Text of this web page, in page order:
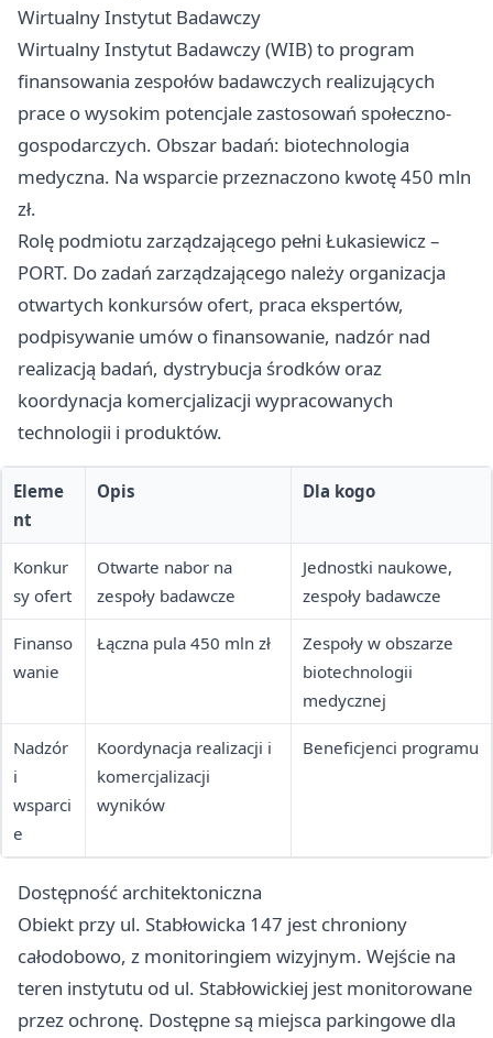
Wirtualny Instytut Badawczy
Wirtualny Instytut Badawczy (WIB) to program
finansowania zespołów badawczych realizujących
prace o wysokim potencjale zastosowań społeczno-
gospodarczych. Obszar badań: biotechnologia
medyczna. Na wsparcie przeznaczono kwotę 450 mln
zł.
Rolę podmiotu zarządzającego pełni Łukasiewicz –
PORT. Do zadań zarządzającego należy organizacja
otwartych konkursów ofert, praca ekspertów,
podpisywanie umów o finansowanie, nadzór nad
realizacją badań, dystrybucja środków oraz
koordynacja komercjalizacji wypracowanych
technologii i produktów.
Eleme
nt
Opis Dla kogo
Konkur
sy ofert
Otwarte nabor na
zespoły badawcze
Jednostki naukowe,
zespoły badawcze
Finanso
wanie
Łączna pula 450 mln zł
Zespoły w obszarze
biotechnologii
medycznej
Nadzór
i
wsparci
e
Koordynacja realizacji i
komercjalizacji
wyników
Beneficjenci programu
Dostępność architektoniczna
Obiekt przy ul. Stabłowicka 147 jest chroniony
całodobowo, z monitoringiem wizyjnym. Wejście na
teren instytutu od ul. Stabłowickiej jest monitorowane
przez ochronę. Dostępne są miejsca parkingowe dla